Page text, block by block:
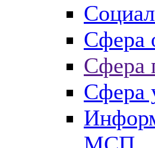
Сфера
Сфера
Сфера